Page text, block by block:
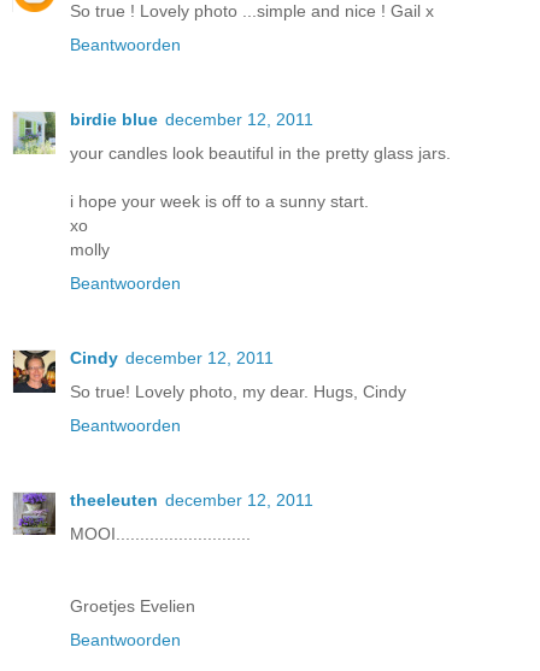
So true ! Lovely photo ...simple and nice ! Gail x
Beantwoorden
birdie blue december 12, 2011
your candles look beautiful in the pretty glass jars.
i hope your week is off to a sunny start.
xo
molly
Beantwoorden
Cindy december 12, 2011
So true! Lovely photo, my dear. Hugs, Cindy
Beantwoorden
theeleuten december 12, 2011
MOOI............................
Groetjes Evelien
Beantwoorden